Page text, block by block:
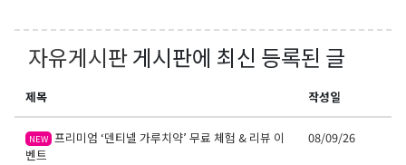
자유게시판게시판에 최신 등록된 글
제목 작성일
NEW 프리미엄 ‘덴티넬 가루치약’ 무료 체험 & 리뷰 이
벤트
08/09/26